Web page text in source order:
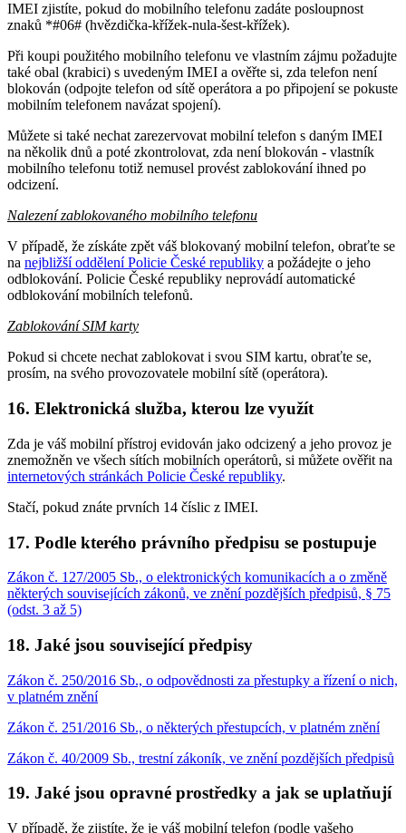
IMEI zjistíte, pokud do mobilního telefonu zadáte posloupnost
znaků *#06# (hvězdička-křížek-nula-šest-křížek).
Při koupi použitého mobilního telefonu ve vlastním zájmu požadujte
také obal (krabici) s uvedeným IMEI a ověřte si, zda telefon není
blokován (odpojte telefon od sítě operátora a po připojení se pokuste
mobilním telefonem navázat spojení).
Můžete si také nechat zarezervovat mobilní telefon s daným IMEI
na několik dnů a poté zkontrolovat, zda není blokován - vlastník
mobilního telefonu totiž nemusel provést zablokování ihned po
odcizení.
Nalezení zablokovaného mobilního telefonu
V případě, že získáte zpět váš blokovaný mobilní telefon, obraťte se
na nejbližší oddělení Policie České republiky a požádejte o jeho
odblokování. Policie České republiky neprovádí automatické
odblokování mobilních telefonů.
Zablokování SIM karty
Pokud si chcete nechat zablokovat i svou SIM kartu, obraťte se,
prosím, na svého provozovatele mobilní sítě (operátora).
16. Elektronická služba, kterou lze využít
Zda je váš mobilní přístroj evidován jako odcizený a jeho provoz je
znemožněn ve všech sítích mobilních operátorů, si můžete ověřit na
internetových stránkách Policie České republiky.
Stačí, pokud znáte prvních 14 číslic z IMEI.
17. Podle kterého právního předpisu se postupuje
Zákon č. 127/2005 Sb., o elektronických komunikacích a o změně
některých souvisejících zákonů, ve znění pozdějších předpisů, § 75
(odst. 3 až 5)
18. Jaké jsou související předpisy
Zákon č. 250/2016 Sb., o odpovědnosti za přestupky a řízení o nich,
v platném znění
Zákon č. 251/2016 Sb., o některých přestupcích, v platném znění
Zákon č. 40/2009 Sb., trestní zákoník, ve znění pozdějších předpisů
19. Jaké jsou opravné prostředky a jak se uplatňují
V případě, že zjistíte, že je váš mobilní telefon (podle vašeho